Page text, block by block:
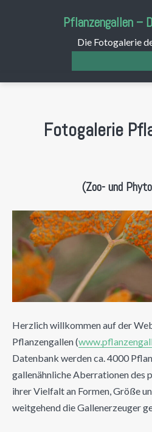
Pflanzengallen –
Die Fotogalerie
Fotogalerie
(Zoo- und
Herzlich willkommen auf der
Pflanzengallen (
Datenbank werden ca. 4000
gallenähnliche Aberrationen des
ihrer Vielfalt an Formen, Größe
weitgehend die Gallenerzeuger